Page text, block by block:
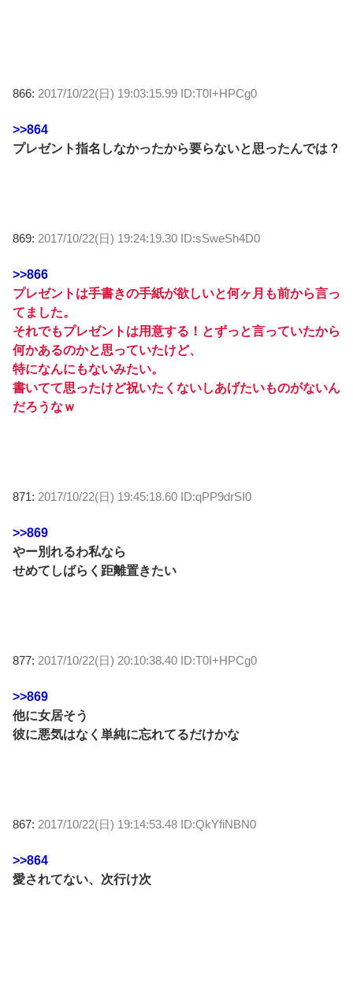
866: 2017/10/22(日) 19:03:15.99 ID:T0I+HPCg0
>>864
プレゼント指名しなかったから要らないと思ったんでは？
869: 2017/10/22(日) 19:24:19.30 ID:sSweSh4D0
>>866
プレゼントは手書きの手紙が欲しいと何ヶ月も前から言っ
てました。
それでもプレゼントは用意する！とずっと言っていたから
何かあるのかと思っていたけど、
特になんにもないみたい。
書いてて思ったけど祝いたくないしあげたいものがないん
だろうなｗ
871: 2017/10/22(日) 19:45:18.60 ID:qPP9drSI0
>>869
やー別れるわ私なら
せめてしばらく距離置きたい
877: 2017/10/22(日) 20:10:38.40 ID:T0I+HPCg0
>>869
他に女居そう
彼に悪気はなく単純に忘れてるだけかな
867: 2017/10/22(日) 19:14:53.48 ID:QkYfiNBN0
>>864
愛されてない、次行け次